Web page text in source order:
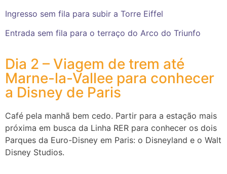
Ingresso sem fila para subir a Torre Eiffel
Entrada sem fila para o terraço do Arco do Triunfo
Dia 2 – Viagem de trem até
Marne-la-Vallee para conhecer
a Disney de Paris
Café pela manhã bem cedo. Partir para a estação mais
próxima em busca da Linha RER para conhecer os dois
Parques da Euro-Disney em Paris: o Disneyland e o Walt
Disney Studios.